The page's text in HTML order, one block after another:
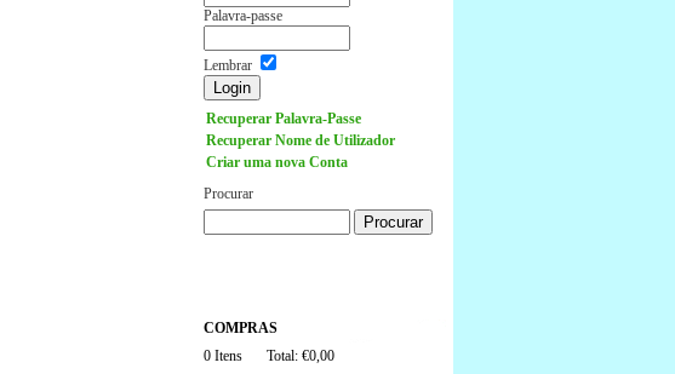
Palavra-passe
Lembrar
Recuperar Palavra-Passe
Recuperar Nome de Utilizador
Criar uma nova Conta
Procurar
COMPRAS
0 Itens
Total: €0,00